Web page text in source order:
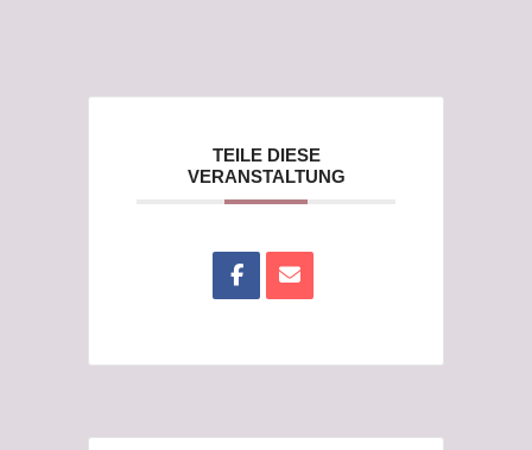
TEILE DIESE
VERANSTALTUNG